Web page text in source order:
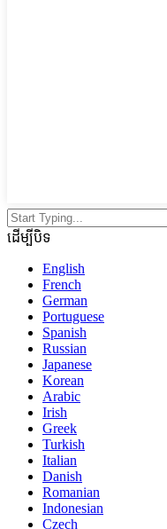
ដើម្បីបិទ
English
French
German
Portuguese
Spanish
Russian
Japanese
Korean
Arabic
Irish
Greek
Turkish
Italian
Danish
Romanian
Indonesian
Czech